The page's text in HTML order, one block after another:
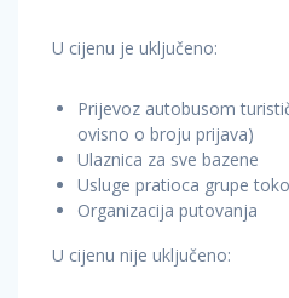
U cijenu je uključeno:
Prijevoz autobusom
ovisno o broju prijava)
Ulaznica za sve bazene
Usluge pratioca grupe
Organizacija putovanja
U cijenu nije uključeno: